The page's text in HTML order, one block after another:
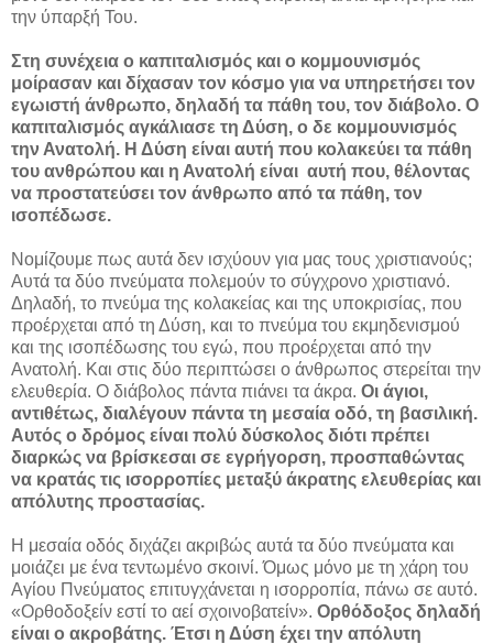
την ύπαρξή Του.
Στη συνέχεια ο καπιταλισμός και ο κομμουνισμός
μοίρασαν και δίχασαν τον κόσμο για να υπηρετήσει τον
εγωιστή άνθρωπο, δηλαδή τα πάθη του, τον διάβολο. Ο
καπιταλισμός αγκάλιασε τη Δύση, ο δε κομμουνισμός
την Ανατολή. Η Δύση είναι αυτή που κολακεύει τα πάθη
του ανθρώπου και η Ανατολή είναι αυτή που, θέλοντας
να προστατεύσει τον άνθρωπο από τα πάθη, τον
ισοπέδωσε.
Νομίζουμε πως αυτά δεν ισχύουν για μας τους χριστιανούς;
Αυτά τα δύο πνεύματα πολεμούν το σύγχρονο χριστιανό.
Δηλαδή, το πνεύμα της κολακείας και της υποκρισίας, που
προέρχεται από τη Δύση, και το πνεύμα του εκμηδενισμού
και της ισοπέδωσης του εγώ, που προέρχεται από την
Ανατολή. Και στις δύο περιπτώσει ο άνθρωπος στερείται την
ελευθερία. Ο διάβολος πάντα πιάνει τα άκρα. Οι άγιοι,
αντιθέτως, διαλέγουν πάντα τη μεσαία οδό, τη βασιλική.
Αυτός ο δρόμος είναι πολύ δύσκολος διότι πρέπει
διαρκώς να βρίσκεσαι σε εγρήγορση, προσπαθώντας
να κρατάς τις ισορροπίες μεταξύ άκρατης ελευθερίας και
απόλυτης προστασίας.
Η μεσαία οδός διχάζει ακριβώς αυτά τα δύο πνεύματα και
μοιάζει με ένα τεντωμένο σκοινί. Όμως μόνο με τη χάρη του
Αγίου Πνεύματος επιτυγχάνεται η ισορροπία, πάνω σε αυτό.
«Ορθοδοξείν εστί το αεί σχοινοβατείν». Ορθόδοξος δηλαδή
είναι ο ακροβάτης. Έτσι η Δύση έχει την απόλυτη